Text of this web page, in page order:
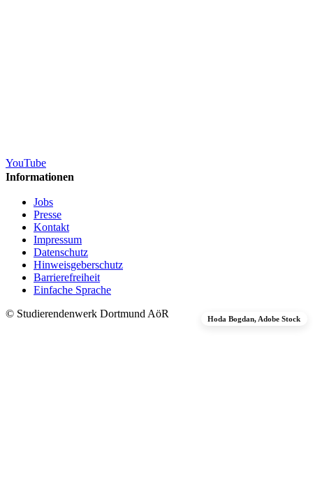
Hoda Bogdan, Adobe Stock
YouTube
Informationen
Jobs
Presse
Kontakt
Impressum
Datenschutz
Hinweisgeberschutz
Barrierefreiheit
Einfache Sprache
© Studierendenwerk Dortmund AöR